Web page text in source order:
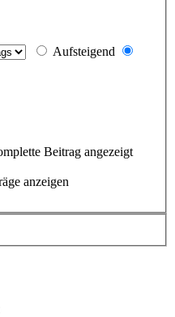
Aufsteigend
Beitrag angezeigt
anzeigen